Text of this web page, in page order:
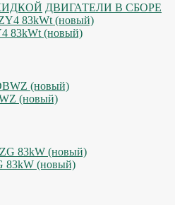
ДВИГАТЕЛИ В СБОРЕ
83kWt (новый)
(новый)
83kW (новый)